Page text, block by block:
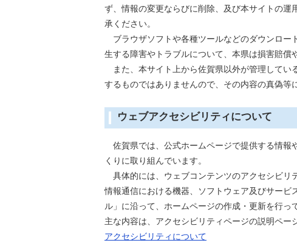
ず、情報の変更ならびに削除、及び本サイトの
承ください。
ブラウザソフトや各種ツールなどのダウンロー
生する障害やトラブルについて、本県は損害賠償
また、本サイト上から佐賀県以外が管理してい
するものではありませんので、その内容の真偽等
ウェブアクセシビリティについて
佐賀県では、公式ホームページで提供する情報
くりに取り組んでいます。
具体的には、ウェブコンテンツのアクセシビリ
情報通信における機器、ソフトウェア及びサー
ル」に沿って、ホームページの作成・更新を行っ
主な内容は、アクセシビリティページの説明ペー
アクセシビリティについて